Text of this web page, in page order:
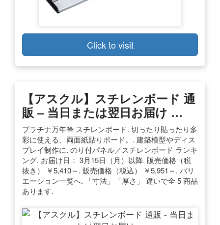
Click to visit
【アスクル】スチレンボード 通
販 – 当日または翌日お届け …
プラチナ万年筆 スチレンボード. 切ったり貼ったり多
彩に使える、両面紙貼りボード。. 建築模型やディス
プレイ制作に. のり付パネル／スチレンボード ランキ
ング. お届け日： 3月15日（月）以降. 販売価格（税
抜き） ￥5,410～. 販売価格（税込） ￥5,951～. バリ
エーション一覧へ. 「寸法」「厚さ」 違いで全 5 商品
あります.